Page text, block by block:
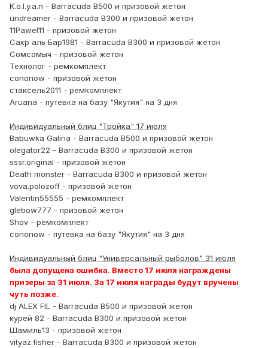
K.o.l.y.a.n - Barracuda B500 и призовой жетон
undreamer - Barracuda B300 и призовой жетон
11Pawel11 - призовой жетон
Сакр аль Бар1981 - Barracuda B300 и призовой жетон
Сомсомыч - призовой жетон
Технолог - ремкомплект
cononow - призовой жетон
стаксель2011 - ремкомплект
Aruana - путевка на базу "Якутия" на 3 дня
Индивидуальный блиц "Тройка" 17 июля
Babuwka Galina - Barracuda B500 и призовой жетон
olegator22 - Barracuda B300 и призовой жетон
sssr.original - призовой жетон
Death monster - Barracuda B300 и призовой жетон
vova.polozoff - призовой жетон
Valentin55555 - ремкомплект
glebow777 - призовой жетон
Shov - ремкомплект
cononow - путевка на базу "Якутия" на 3 дня
Индивидуальный блиц "Универсальный рыболов" 31 июля
была допущена ошибка. Вместо 17 июля награждены
призеры за 31 июля. За 17 июля награды будут вручены
чуть позже.
dj ALEX FIL - Barracuda B500 и призовой жетон
курей 82 - Barracuda B300 и призовой жетон
Шамиль13 - призовой жетон
vityaz.fisher - Barracuda B300 и призовой жетон